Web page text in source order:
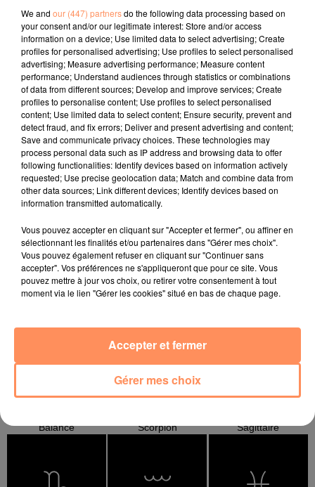
l'horoscope
Bélier Taureau Gémeaux
Balance Scorpion Sagittaire
We and our (447) partnersdo the following data processing based on
your consent and/or our legitimate interest: Store and/or access
information on a device; Use limited data to select advertising; Create
profiles for personalised advertising; Use profiles to select personalised
advertising; Measure advertising performance; Measure content
performance; Understand audiences through statistics or combinations
of data from different sources; Develop and improve services; Create
profiles to personalise content; Use profiles to select personalised
content; Use limited data to select content; Ensure security, prevent and
detect fraud, and fix errors; Deliver and present advertising and content;
Save and communicate privacy choices. These technologies may
process personal data such as IP address and browsing data to offer
following functionalities: Identify devices based on information actively
requested; Use precise geolocation data; Match and combine data from
other data sources; Link different devices; Identify devices based on
information transmitted automatically.
Vous pouvez accepter en cliquant sur "Accepter et fermer", ou affiner en
sélectionnant les finalités et/ou partenaires dans "Gérer mes choix".
Vous pouvez également refuser en cliquant sur "Continuer sans
accepter". Vos préférences ne s'appliqueront que pour ce site. Vous
pouvez mettre à jour vos choix, ou retirer votre consentement à tout
moment via le lien "Gérer les cookies" situé en bas de chaque page.
Gérer mes choix
Accepter et fermer